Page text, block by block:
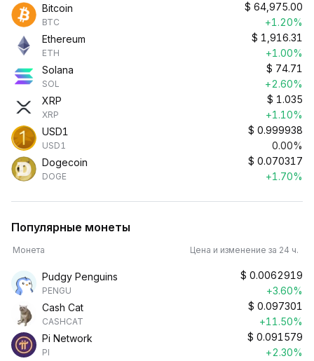
Bitcoin
BTC
$ 64,975.00
+1.20%
Ethereum
ETH
$ 1,916.31
+1.00%
Solana
SOL
$ 74.71
+2.60%
XRP
XRP
$ 1.035
+1.10%
USD1
USD1
$ 0.999938
0.00%
Dogecoin
DOGE
$ 0.070317
+1.70%
Популярные монеты
Монета Цена и изменение за 24 ч.
Pudgy Penguins
PENGU
$ 0.0062919
+3.60%
Cash Cat
CASHCAT
$ 0.097301
+11.50%
Pi Network
PI
$ 0.091579
+2.30%